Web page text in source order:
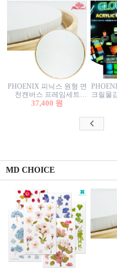
PHOENIX 피닉스 원형 면
천캔버스 프레임세트
40cm/원형캔버스/플로팅
37,400 원
크릴물
MD CHOICE